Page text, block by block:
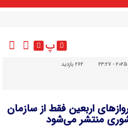
پ
262 بازدید
اربعین فقط از سازمان
منتشر می‌شود